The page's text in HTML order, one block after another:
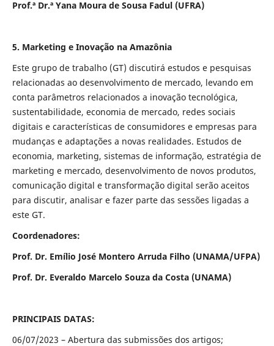
Prof.ª Dr.ª Yana Moura de Sousa Fadul (UFRA)
5. Marketing e Inovação na Amazônia
Este grupo de trabalho (GT) discutirá estudos e pesquisas
relacionadas ao desenvolvimento de mercado, levando em
conta parâmetros relacionados a inovação tecnológica,
sustentabilidade, economia de mercado, redes sociais
digitais e características de consumidores e empresas para
mudanças e adaptações a novas realidades. Estudos de
economia, marketing, sistemas de informação, estratégia de
marketing e mercado, desenvolvimento de novos produtos,
comunicação digital e transformação digital serão aceitos
para discutir, analisar e fazer parte das sessões ligadas a
este GT.
Coordenadores:
Prof. Dr. Emílio José Montero Arruda Filho (UNAMA/UFPA)
Prof. Dr. Everaldo Marcelo Souza da Costa (UNAMA)
PRINCIPAIS DATAS:
06/07/2023 – Abertura das submissões dos artigos;